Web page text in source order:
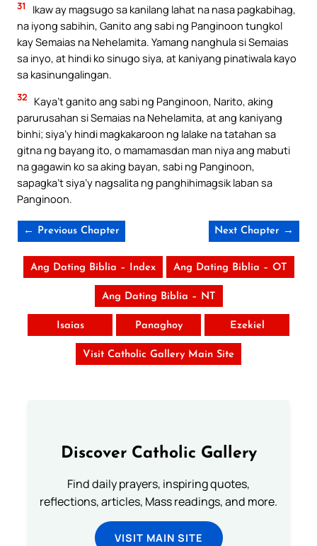
31
Ikaw ay magsugo sa kanilang lahat na nasa pagkabihag,
na iyong sabihin, Ganito ang sabi ng Panginoon tungkol
kay Semaias na Nehelamita. Yamang nanghula si Semaias
sa inyo, at hindi ko sinugo siya, at kaniyang pinatiwala kayo
sa kasinungalingan.
32
Kaya’t ganito ang sabi ng Panginoon, Narito, aking
parurusahan si Semaias na Nehelamita, at ang kaniyang
binhi; siya’y hindi magkakaroon ng lalake na tatahan sa
gitna ng bayang ito, o mamamasdan man niya ang mabuti
na gagawin ko sa aking bayan, sabi ng Panginoon,
sapagka’t siya’y nagsalita ng panghihimagsik laban sa
Panginoon.
← Previous Chapter Next Chapter →
Ang Dating Biblia – Index Ang Dating Biblia – OT
Ang Dating Biblia – NT
Isaias Panaghoy Ezekiel
Visit Catholic Gallery Main Site
Discover Catholic Gallery
Find daily prayers, inspiring quotes,
reflections, articles, Mass readings, and more.
VISIT MAIN SITE